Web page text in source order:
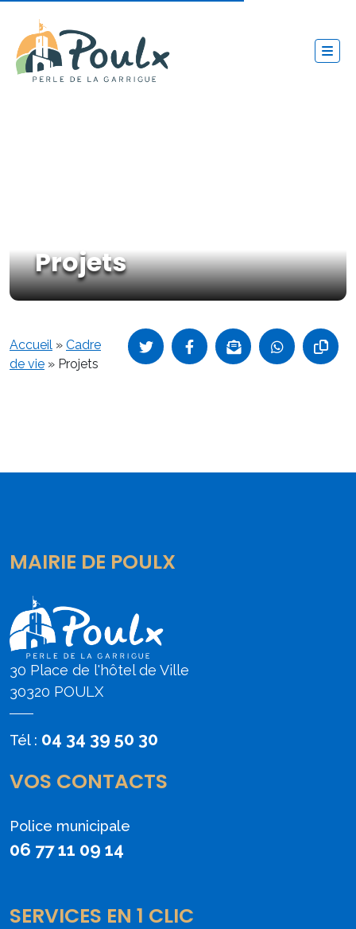
Projets
Accueil » Cadre
de vie » Projets
MAIRIE DE POULX
30 Place de l'hôtel de Ville
30320 POULX
Tél : 04 34 39 50 30
VOS CONTACTS
Police municipale
06 77 11 09 14
SERVICES EN 1 CLIC